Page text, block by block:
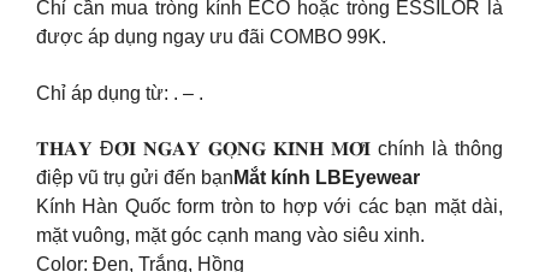
Chỉ cần mua tròng kính ECO hoặc tròng ESSILOR là
được áp dụng ngay ưu đãi COMBO 99K.
Chỉ áp dụng từ: . – .
𝐓𝐇𝐀𝐘 Đ𝐎̂̉𝐈 𝐍𝐆𝐀𝐘 𝐆𝐎̣𝐍𝐆 𝐊𝐈́𝐍𝐇 𝐌𝐎̛́𝐈 chính là thông
điệp vũ trụ gửi đến bạn Mắt kính LBEyewear
Kính Hàn Quốc form tròn to hợp với các bạn mặt dài,
mặt vuông, mặt góc cạnh mang vào siêu xinh.
Color: Đen, Trắng, Hồng